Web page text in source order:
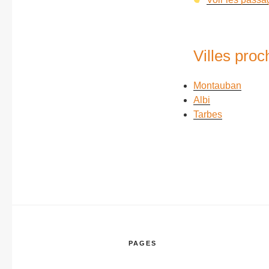
Villes
Montauban
Albi
Tarbes
PAGES